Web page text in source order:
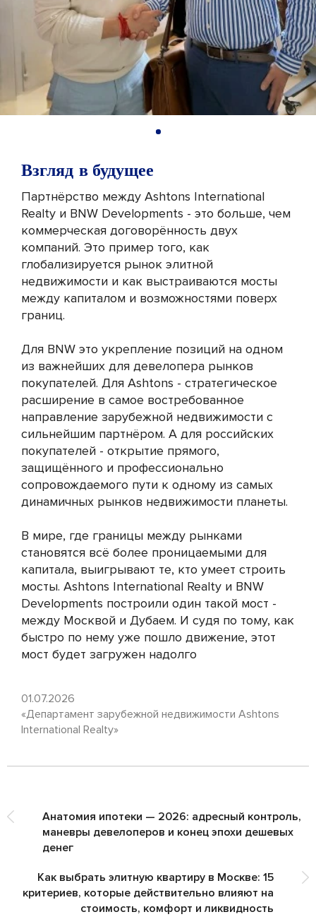
Взгляд в будущее
Партнёрство между Ashtons International
Realty и BNW Developments - это больше, чем
коммерческая договорённость двух
компаний. Это пример того, как
глобализируется рынок элитной
недвижимости и как выстраиваются мосты
между капиталом и возможностями поверх
границ.
Для BNW это укрепление позиций на одном
из важнейших для девелопера рынков
покупателей. Для Ashtons - стратегическое
расширение в самое востребованное
направление зарубежной недвижимости с
сильнейшим партнёром. А для российских
покупателей - открытие прямого,
защищённого и профессионально
сопровождаемого пути к одному из самых
динамичных рынков недвижимости планеты.
В мире, где границы между рынками
становятся всё более проницаемыми для
капитала, выигрывают те, кто умеет строить
мосты. Ashtons International Realty и BNW
Developments построили один такой мост -
между Москвой и Дубаем. И судя по тому, как
быстро по нему уже пошло движение, этот
мост будет загружен надолго
01.07.2026
«Департамент зарубежной недвижимости Ashtons
International Realty»
Анатомия ипотеки — 2026: адресный контроль,
маневры девелоперов и конец эпохи дешевых
денег
Как выбрать элитную квартиру в Москве: 15
критериев, которые действительно влияют на
стоимость, комфорт и ликвидность